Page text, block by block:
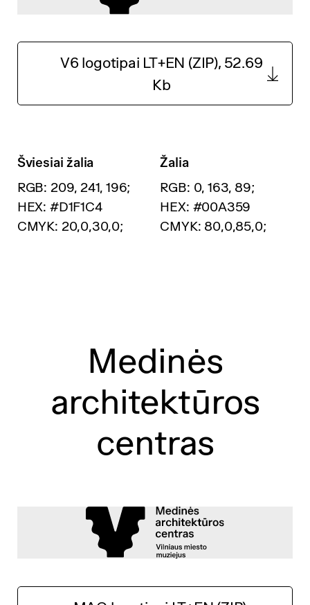
V6 logotipai LT+EN (ZIP), 52.69
Kb
Šviesiai žalia
RGB: 209, 241, 196;
HEX: #D1F1C4
CMYK: 20,0,30,0;
Žalia
RGB: 0, 163, 89;
HEX: #00A359
CMYK: 80,0,85,0;
Medinės
architektūros
centras